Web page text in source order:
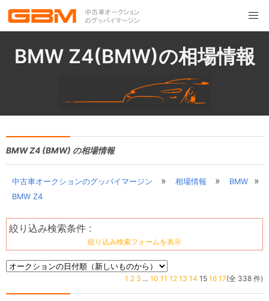
BMW Z4(BMW)の相場情報
BMW Z4 (BMW) の相場情報
中古車オークションのグッバイマージン » 相場情報 » BMW »
BMW Z4
絞り込み検索条件 :
絞り込み検索フォームを表示
1 2 3 ... 10 11 12 13 14 15 16 17(全 338 件)